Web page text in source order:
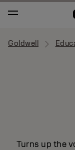
Goldwell
Turns up the